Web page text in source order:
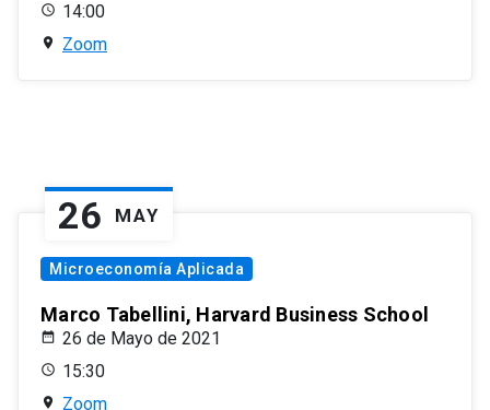
14:00
Zoom
26 MAY
Microeconomía Aplicada
Marco Tabellini, Harvard Business School
26 de Mayo de 2021
15:30
Zoom